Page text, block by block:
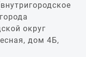
округ
дом 4Б,